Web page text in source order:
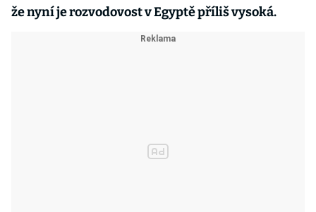
že nyní je rozvodovost v Egyptě příliš vysoká.